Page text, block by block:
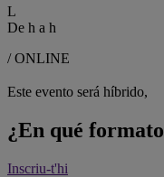
L
De h a h
/ ONLINE
Este evento será híbrido,
¿En qué
Inscriu-t'hi